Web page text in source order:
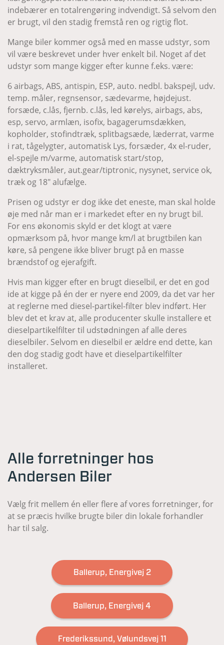
indebærer en totalrengøring indvendigt. Så selvom den
er brugt, vil den stadig fremstå ren og rigtig flot.
Mange biler kommer også med en masse udstyr, som
vil være beskrevet under hver enkelt bil. Noget af det
udstyr som mange kigger efter kunne f.eks. være:
6 airbags, ABS, antispin, ESP, auto. nedbl. bakspejl, udv.
temp. måler, regnsensor, sædevarme, højdejust.
forsæde, c.lås, fjernb. c.lås, led kørelys, airbags, abs,
esp, servo, armlæn, isofix, bagagerumsdækken,
kopholder, stofindtræk, splitbagsæde, læderrat, varme
i rat, tågelygter, automatisk Lys, forsæder, 4x el-ruder,
el-spejle m/varme, automatisk start/stop,
dæktryksmåler, aut.gear/tiptronic, nysynet, service ok,
træk og 18" alufælge.
Prisen og udstyr er dog ikke det eneste, man skal holde
øje med når man er i markedet efter en ny brugt bil.
For ens økonomis skyld er det klogt at være
opmærksom på, hvor mange km/l at brugtbilen kan
køre, så pengene ikke bliver brugt på en masse
brændstof og ejerafgift.
Hvis man kigger efter en brugt dieselbil, er det en god
ide at kigge på én der er nyere end 2009, da det var her
at reglerne med diesel-partikel-filter blev indført. Her
blev det et krav at, alle producenter skulle installere et
dieselpartikelfilter til udstødningen af alle deres
dieselbiler. Selvom en dieselbil er ældre end dette, kan
den dog stadig godt have et dieselpartikelfilter
installeret.
Alle forretninger hos
Andersen Biler
Vælg frit mellem én eller flere af vores forretninger, for
at se præcis hvilke brugte biler din lokale forhandler
har til salg.
Ballerup, Energivej 2
Ballerup, Energivej 4
Frederikssund, Vølundsvej 11